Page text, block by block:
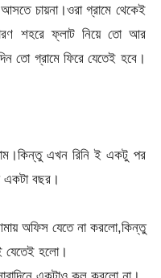
চায়না।ওরা গ্রামে থেকেই
শহরে ফ্লাট নিয়ে তো আর
তো গ্রামে ফিরে যেতেই হবে।
এখন রিনি ই একটু পর
একটা বছর।
আমায় অফিস যেতে না করলো,কিন্তু
যেতেই হলো।